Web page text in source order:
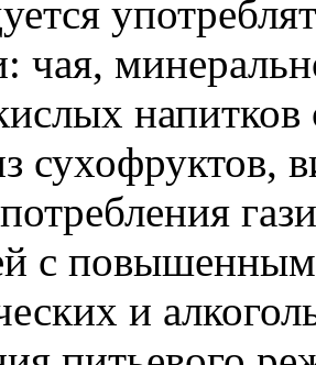
чая,
сухофруктов,
с
и